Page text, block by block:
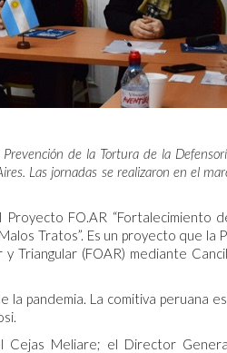
de la Tortura de la
Las jornadas se realizaron en el
FO.AR “Fortalecimiento
Tratos”. Es un proyecto que la
Triangular (FOAR) mediante
la pandemia. La comitiva peruana
Cejas Meliare; el Director